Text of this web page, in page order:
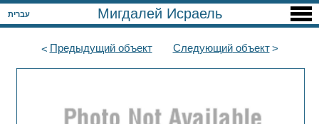
עברית Мигдалей Исраель
Предыдущийобъект Следующийобъект